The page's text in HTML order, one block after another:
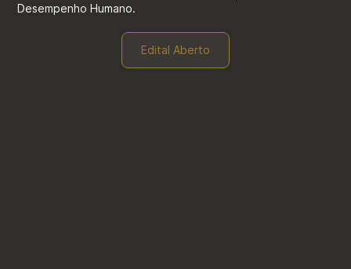
Desempenho Humano.
Edital Aberto